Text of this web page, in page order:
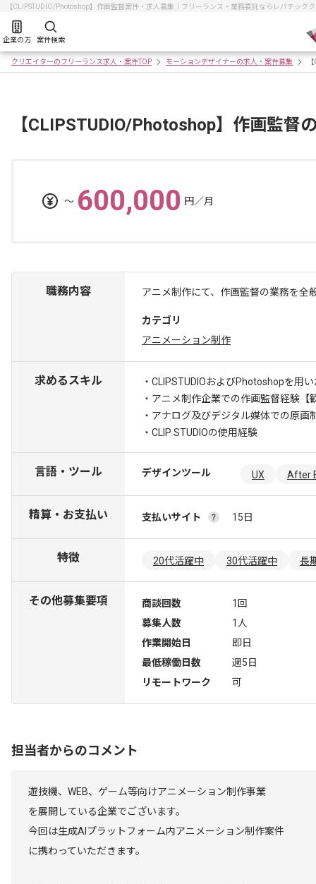
【CLIPSTUDIO/Photoshop】作画監督案件・求人募集｜フリーランス・業務委託ならレバテック
企業の方 案件検索
クリエイターのフリーランス求人・案件TOP モーションデザイナーの求人・案件募集
【CLIPSTUDIO/Photoshop】作画監督
〜 600,000 円／月
職務内容 アニメ制作にて、作画監督の業務を全
カテゴリ
アニメーション制作
求めるスキル
・CLIPSTUDIOおよびPhotoshopを用
・アニメ制作企業での作画監督経験
・アナログ及びデジタル媒体での原画
・CLIP STUDIOの使用経験
言語・ツール デザインツール UX After
精算・お支払い 支払いサイト 15日
特徴 20代活躍中 30代活躍中 長
その他募集要項 商談回数
1回
募集人数
1人
作業開始日
即日
最低稼働日数
週5日
リモートワーク
可
担当者からのコメント
遊技機、WEB、ゲーム等向けアニメーション制作事業
を展開している企業でございます。
今回は生成AIプラットフォーム内アニメーション制作案件
に携わっていただきます。